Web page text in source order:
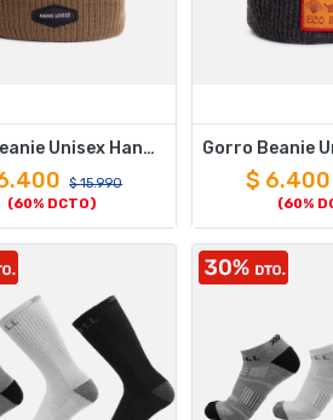
Gorro Beanie Unisex Hang Loose Oliva
$15.990
(60% DCTO)
$ 6.400
(60%